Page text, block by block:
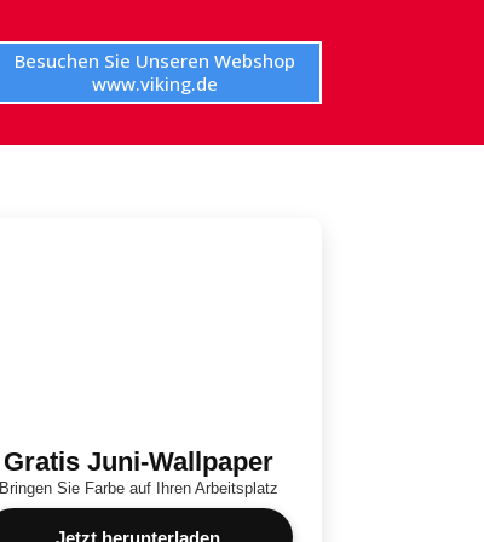
Besuchen Sie Unseren Webshop
www.viking.de
Gratis Juni-Wallpaper
Bringen Sie Farbe auf Ihren Arbeitsplatz
Jetzt herunterladen